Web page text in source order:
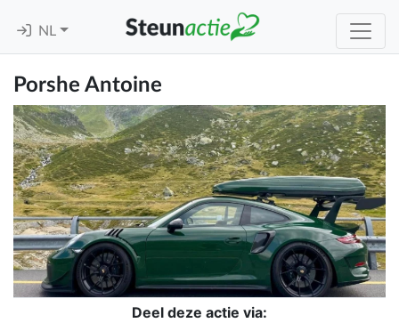
NL
Porshe Antoine
Deel deze actie via: